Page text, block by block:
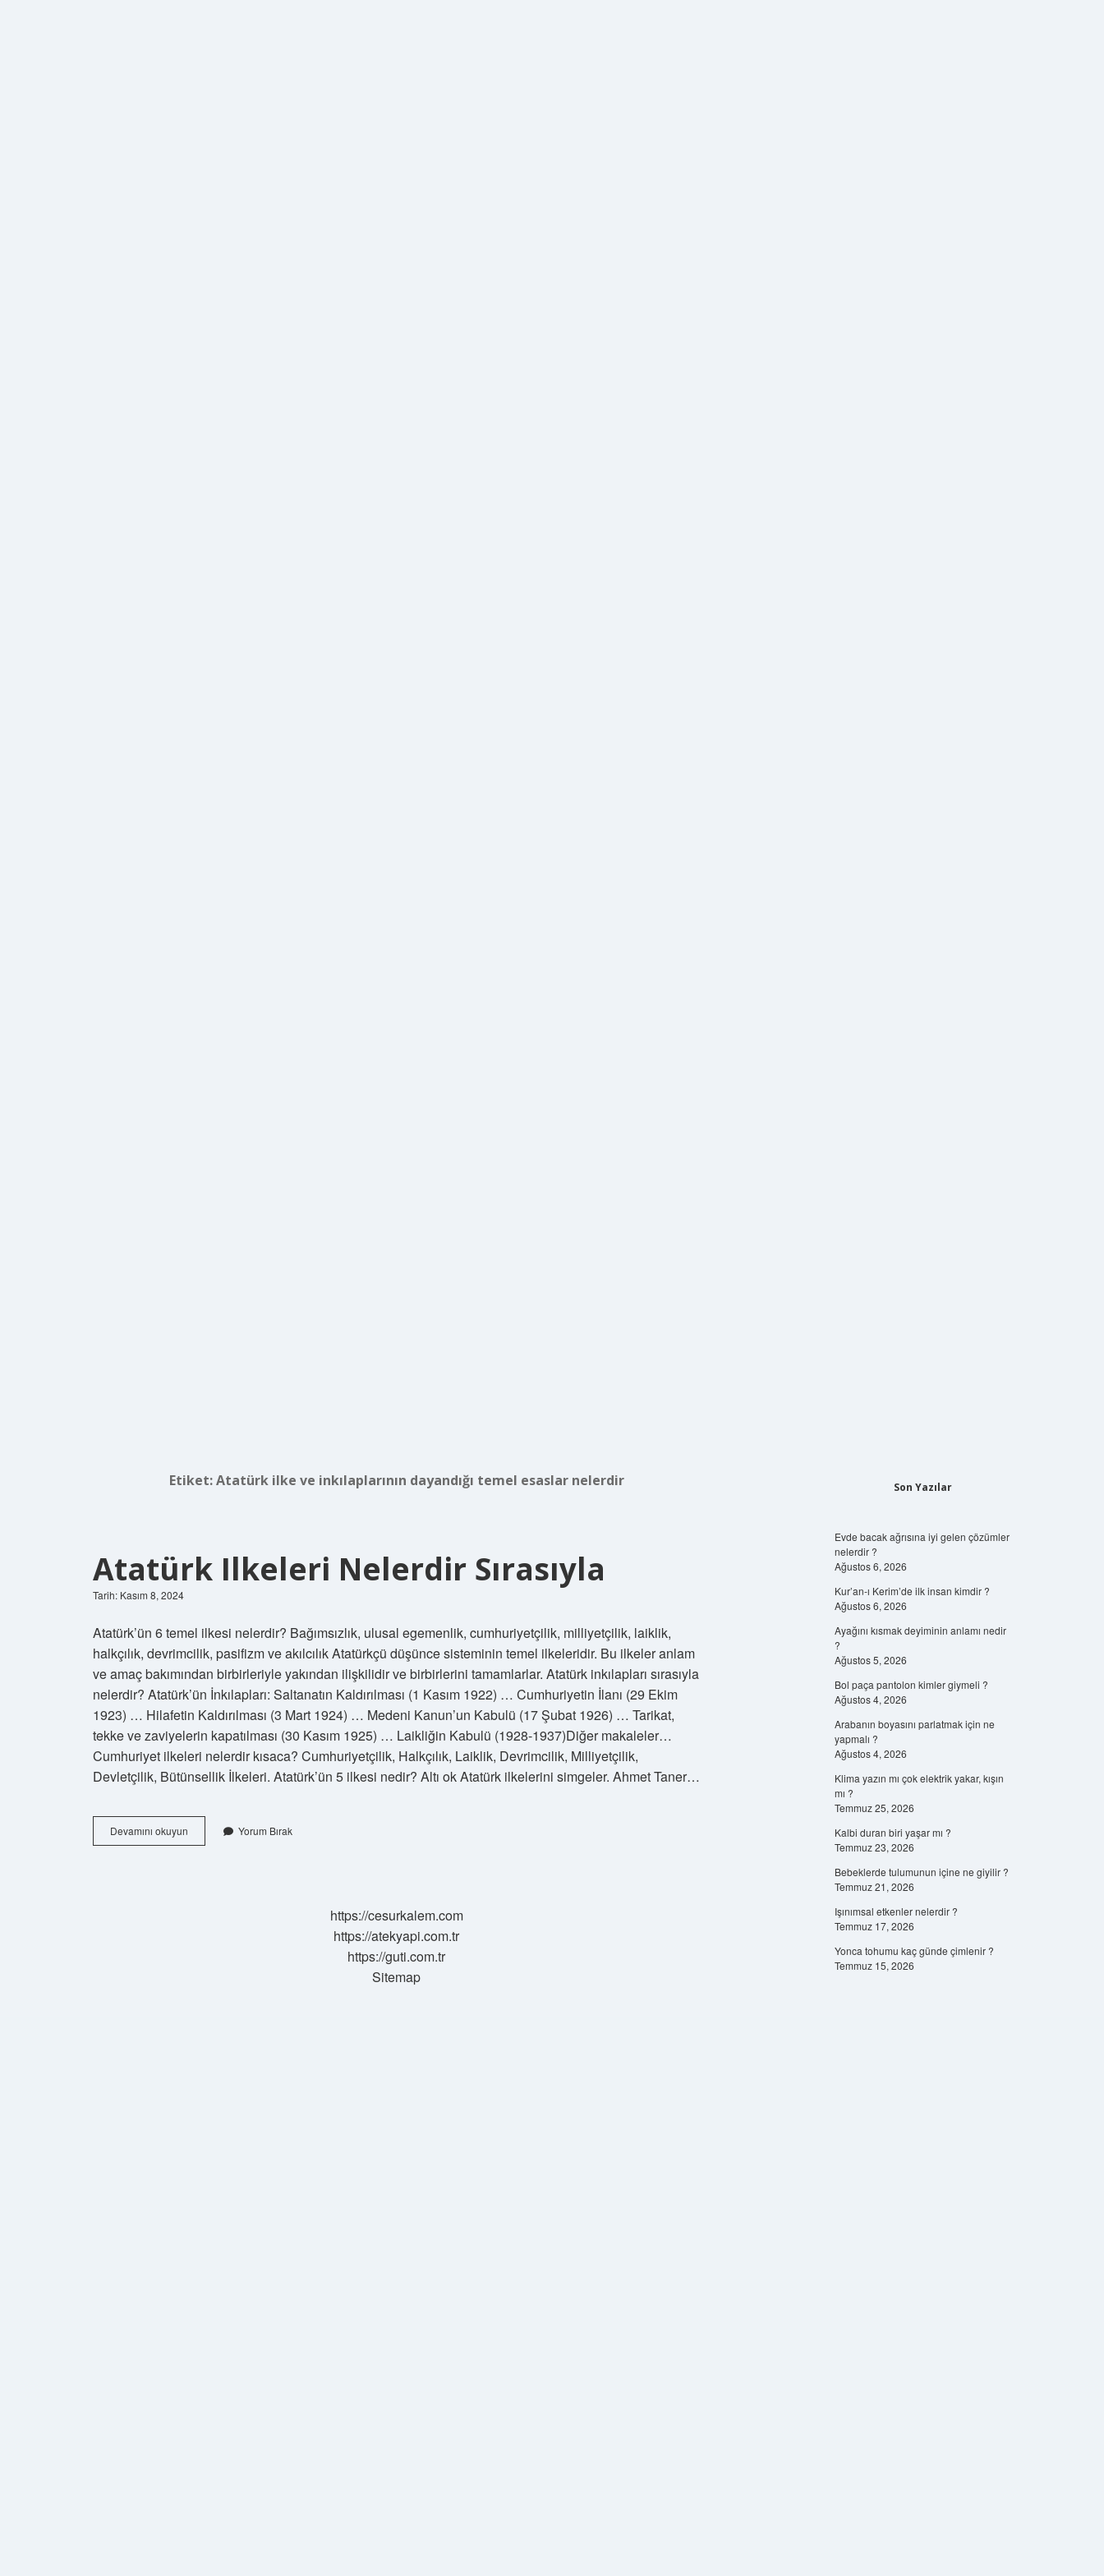
Etiket:Atatürk ilke ve inkılaplarının dayandığı temel esaslar nelerdir
Atatürk Ilkeleri Nelerdir Sırasıyla
Tarih: Kasım 8, 2024
Atatürk’ün 6 temel ilkesi nelerdir? Bağımsızlık, ulusal egemenlik, cumhuriyetçilik, milliyetçilik, laiklik,
halkçılık, devrimcilik, pasifizm ve akılcılık Atatürkçü düşünce sisteminin temel ilkeleridir. Bu ilkeler anlam
ve amaç bakımından birbirleriyle yakından ilişkilidir ve birbirlerini tamamlarlar. Atatürk inkılapları sırasıyla
nelerdir? Atatürk’ün İnkılapları: Saltanatın Kaldırılması (1 Kasım 1922) … Cumhuriyetin İlanı (29 Ekim
1923) … Hilafetin Kaldırılması (3 Mart 1924) … Medeni Kanun’un Kabulü (17 Şubat 1926) … Tarikat,
tekke ve zaviyelerin kapatılması (30 Kasım 1925) … Laikliğin Kabulü (1928-1937)Diğer makaleler…
Cumhuriyet ilkeleri nelerdir kısaca? Cumhuriyetçilik, Halkçılık, Laiklik, Devrimcilik, Milliyetçilik,
Devletçilik, Bütünsellik İlkeleri. Atatürk’ün 5 ilkesi nedir? Altı ok Atatürk ilkelerini simgeler. Ahmet Taner…
Devamını okuyun
Ilkeleri
Yorum Bırak
https://cesurkalem.com
https://atekyapi.com.tr
https://guti.com.tr
Sitemap
Son Yazılar
Evde bacak ağrısına iyi gelen çözümler
nelerdir ?
Ağustos 6, 2026
Kur’an-ı Kerim’de ilk insan kimdir ?
Ağustos 6, 2026
Ayağını kısmak deyiminin anlamı nedir
?
Ağustos 5, 2026
Bol paça pantolon kimler giymeli ?
Ağustos 4, 2026
Arabanın boyasını parlatmak için ne
yapmalı ?
Ağustos 4, 2026
Klima yazın mı çok elektrik yakar, kışın
mı ?
Temmuz 25, 2026
Kalbi duran biri yaşar mı ?
Temmuz 23, 2026
Bebeklerde tulumunun içine ne giyilir ?
Temmuz 21, 2026
Işınımsal etkenler nelerdir ?
Temmuz 17, 2026
Yonca tohumu kaç günde çimlenir ?
Temmuz 15, 2026